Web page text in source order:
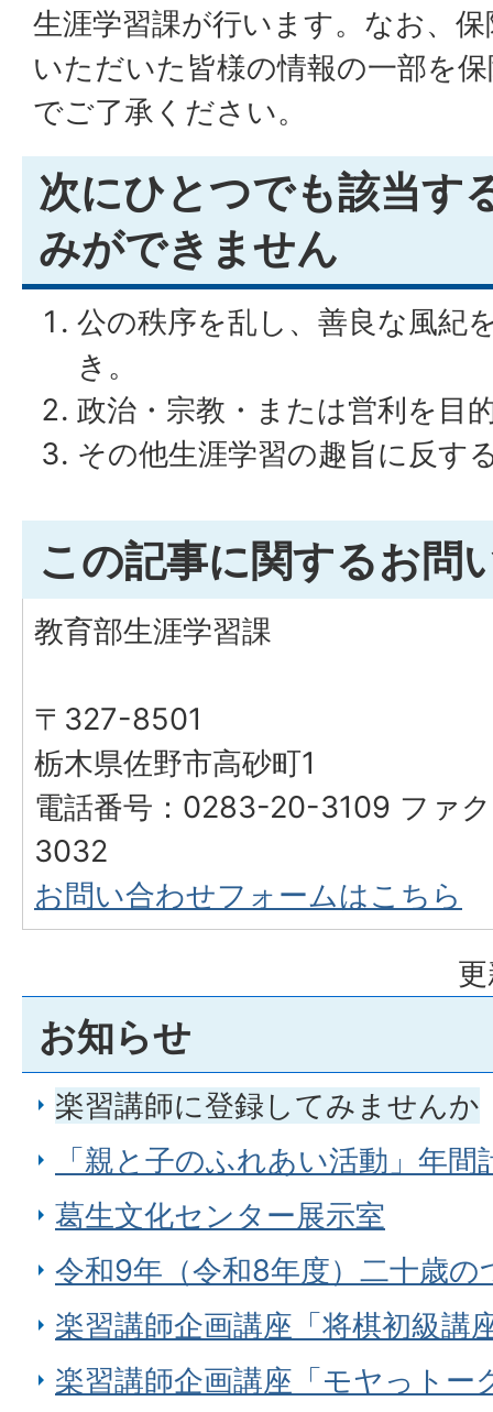
生涯学習課が行います。なお、
いただいた皆様の情報の一部を
でご了承ください。
次にひとつでも該当す
みができません
公の秩序を乱し、善良な風紀
き。
政治・宗教・または営利を目
その他生涯学習の趣旨に反す
この記事に関するお問
教育部生涯学習課
〒327-8501
栃木県佐野市高砂町1
電話番号：0283-20-3109 ファ
3032
お問い合わせフォームはこちら
お知らせ
楽習講師に登録してみませんか
「親と子のふれあい活動」年
葛生文化センター展示室
令和9年（令和8年度）二十歳
楽習講師企画講座「将棋初級講
楽習講師企画講座「モヤっトー